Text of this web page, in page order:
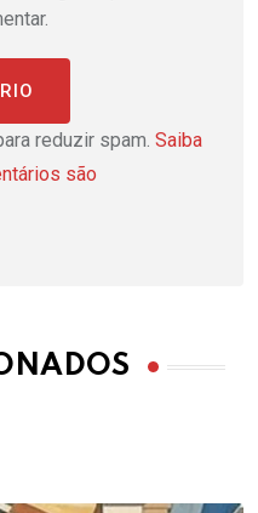
reduzir spam. Saiba
são